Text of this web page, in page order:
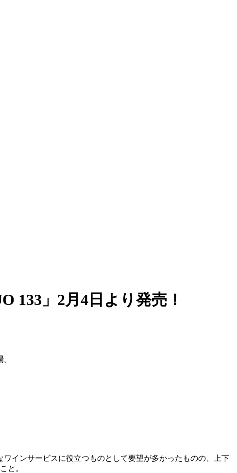
133」2月4日より発売！
インサービスに役立つものとして要望が多かったものの、上下
と。